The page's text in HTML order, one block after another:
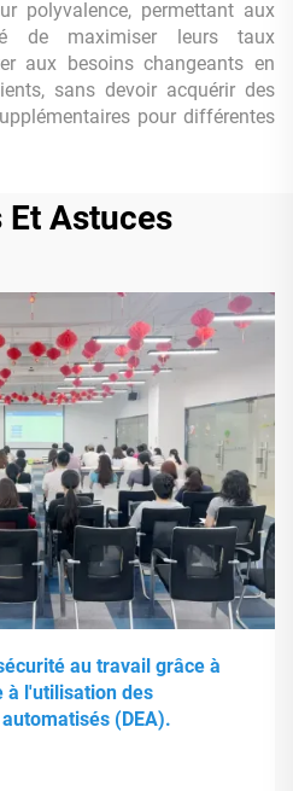
polyvalence, permettant aux
de maximiser leurs taux
aux besoins changeants en
sans devoir acquérir des
pour différentes
Et Astuces
au travail grâce à
à l'utilisation des
(DEA).